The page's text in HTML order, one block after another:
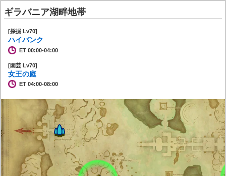
ギラバニア湖畔地帯
[採掘 Lv70]
ハイバンク
ET 00:00-04:00
[園芸 Lv70]
女王の庭
ET 04:00-08:00